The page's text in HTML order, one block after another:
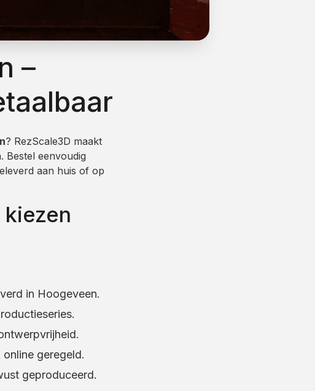
–
? RezScale3D maakt
Bestel eenvoudig
aan huis of op
in Hoogeveen.
geregeld.
geproduceerd.